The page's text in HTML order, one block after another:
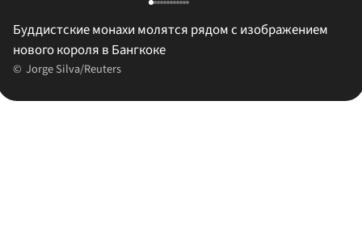
Буддистские монахи молятся рядом с изображением
нового короля в Бангкоке
Jorge Silva/Reuters